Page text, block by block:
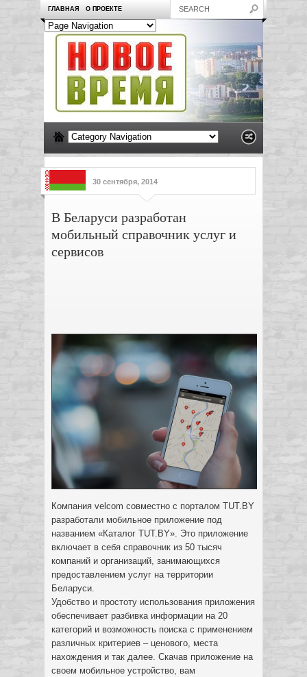
ГЛАВНАЯ О ПРОЕКТЕ
30 сентября, 2014
В Беларуси разработан
мобильный справочник услуг и
сервисов
Компания velcom совместно с порталом TUT.BY
разработали мобильное приложение под
названием «Каталог TUT.BY». Это приложение
включает в себя справочник из 50 тысяч
компаний и организаций, занимающихся
предоставлением услуг на территории
Беларуси.
Удобство и простоту использования приложения
обеспечивает разбивка информации на 20
категорий и возможность поиска с применением
различных критериев – ценового, места
нахождения и так далее. Скачав приложение на
своем мобильное устройство, вам